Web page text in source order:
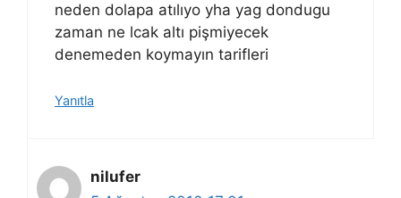
neden dolapa atılıyo yha yag dondugu
zaman ne lcak altı pişmiyecek
denemeden koymayın tarifleri
Yanıtla
nilufer